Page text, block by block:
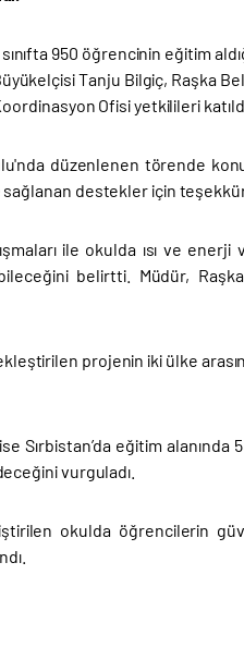
950 öğrencinin eğitim
Tanju Bilgiç, Raşka
Ofisi yetkilileri
düzenlenen törende
sağlanan destekler için
ile okulda ısı ve enerji
belirtti. Müdür,
projenin iki ülke
Sırbistan’da eğitim
vurguladı.
okulda öğrencilerin